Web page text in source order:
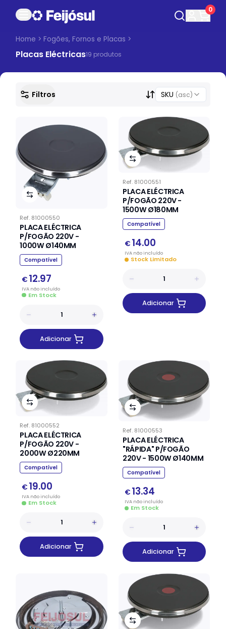
0
Home >Fogões, Fornos e Placas >
Placas Eléctricas19 produtos
Filtros SKU (asc)
Ref. 81000550
PLACA ELÉCTRICA
P/FOGÃO 220V -
1000W Ø140MM
Compatível
€ 12.97
IVA nãoincluído
Em Stock
Adicionar
Ref. 81000551
PLACA ELÉCTRICA
P/FOGÃO 220V -
1500W Ø180MM
Compatível
€ 14.00
IVA nãoincluído
Stock Limitado
Adicionar
Ref. 81000552
PLACA ELÉCTRICA
P/FOGÃO 220V -
2000W Ø220MM
Compatível
€ 19.00
IVA nãoincluído
Em Stock
Adicionar
Ref. 81000553
PLACA ELÉCTRICA
"RÁPIDA" P/FOGÃO
220V - 1500W Ø140MM
Compatível
€ 13.34
IVA nãoincluído
Em Stock
Adicionar